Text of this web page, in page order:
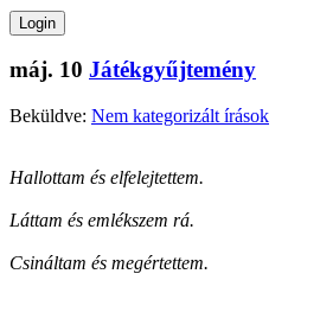
máj. 10 Játékgyűjtemény
Beküldve: Nem kategorizált írások
Hallottam és elfelejtettem.
Láttam és emlékszem rá.
Csináltam és megértettem.